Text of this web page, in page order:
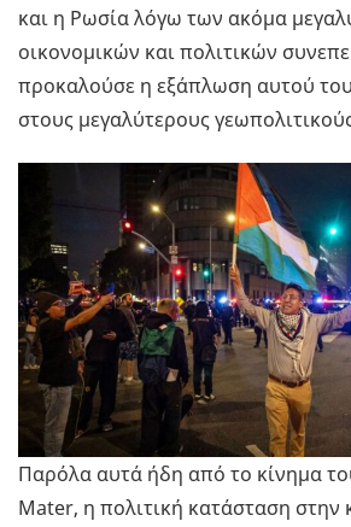
και η Ρωσία λόγω των ακόμα
οικονομικών και πολιτικών
προκαλούσε η εξάπλωση αυτού
στους μεγαλύτερους
Παρόλα αυτά ήδη από το κίνημα
Mater, η πολιτική κατάσταση στην